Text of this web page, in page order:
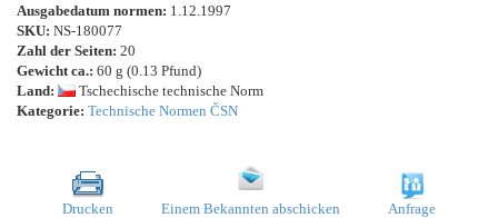
Ausgabedatum normen: 1.12.1997
SKU: NS-180077
Zahl der Seiten: 20
Gewicht ca.: 60 g (0.13 Pfund)
Land:
Tschechische technische Norm
Kategorie: Technische Normen ČSN
Drucken Einem Bekannten abschicken Anfrage